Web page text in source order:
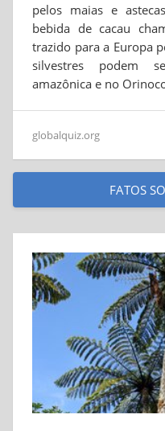
pelos maias e
bebida de cacau
trazido para a Europa
silvestres podem
amazônica e no
globalquiz.org
FATOS